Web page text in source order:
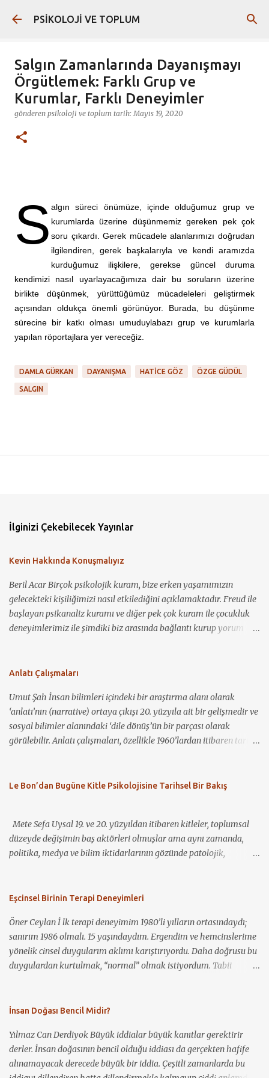
Ana içeriğe atla
PSİKOLOJİ VE TOPLUM
Salgın Zamanlarında Dayanışmayı
Örgütlemek: Farklı Grup ve
Kurumlar, Farklı Deneyimler
gönderen psikoloji ve toplum tarih:Mayıs 19, 2020
S algın süreci önümüze, içinde olduğumuz grup ve
kurumlarda üzerine düşünmemiz gereken pek çok
soru çıkardı. Gerek mücadele alanlarımızı doğrudan
ilgilendiren, gerek başkalarıyla ve kendi aramızda
kurduğumuz ilişkilere, gerekse güncel duruma
kendimizi nasıl uyarlayacağımıza dair bu soruların üzerine
birlikte düşünmek, yürüttüğümüz mücadeleleri geliştirmek
açısından oldukça önemli görünüyor. Burada, bu düşünme
sürecine bir katkı olması umuduylabazı grup ve kurumlarla
yapılan röportajlara yer vereceğiz.
DAMLA GÜRKAN DAYANIŞMA HATICE GÖZ ÖZGE GÜDÜL
SALGIN
İlginizi Çekebilecek Yayınlar
Kevin Hakkında Konuşmalıyız
Beril Acar Birçok psikolojik kuram, bize erken yaşamımızın
gelecekteki kişiliğimizi nasıl etkilediğini açıklamaktadır. Freud ile
başlayan psikanaliz kuramı ve diğer pek çok kuram ile çocukluk
deneyimlerimiz ile şimdiki biz arasında bağlantı kurup yorum
dönüşebildiğini, annelik kavramının toplum için ne demek
kullanılabileceğini görüyoruz. Birçok coğrafyada, çocuğa bakım
veren birincil kişinin anne olması gerektiği, anneliğin kutsallığı ve
bunun bir zorunlulukmuş gibi algılanması yadsınamaz bir gerçek.
Öte yandan, çocuk sahibi olmaya hazır hissetmeyen anne
ne yazık ki sıklıkla karşılaştığımız durumlardan. Filmdeki
Anlatı Çalışmaları
Umut Şah İnsan bilimleri içindeki bir araştırma alanı olarak
‘anlatı’nın (narrative) ortaya çıkışı 20. yüzyıla ait bir gelişmedir ve
sosyal bilimler alanındaki ‘dile dönüş’ün bir parçası olarak
görülebilir. Anlatı çalışmaları, özellikle 1960’lardan itibaren tarih,
disiplinler arası bir çalışma alanı hâline gelmiştir (Riessman ve
böylece geniş bir araştırma külliyatı ortaya çıkmıştır. Bununla
birlikte, bu kadar geniş bir alana yönelik yetkin bir inceleme
yapmanın güçlüğü dikkate alınarak, bu yazıda alanın
terimi farklı disiplinler tarafından çeşitli anlamlarda
Le Bon’dan Bugüne Kitle Psikolojisine Tarihsel Bir Bakış
Mete Sefa Uysal 19. ve 20. yüzyıldan itibaren kitleler, toplumsal
düzeyde değişimin baş aktörleri olmuşlar ama aynı zamanda,
politika, medya ve bilim iktidarlarının gözünde patolojik,
bakış açısından harek...
Eşcinsel Birinin Terapi Deneyimleri
Öner Ceylan İ lk terapi deneyimim 1980’li yılların ortasındaydı;
sanırım 1986 olmalı. 15 yaşındaydım. Ergendim ve hemcinslerime
yönelik cinsel duygularım aklımı karıştırıyordu. Daha doğrusu bu
duygulardan kurtulmak, “normal” olmak istiyordum. Tabii
oynuyordu. Bunun üzerine annem, o dönem kendisinin de
gitmemi önerdi, fakat ben kabul etmedim. “Ben deli değilim”
dedim. Daha sonra durum iyice çıkışsız gözükmüş olacak ki kabul
ettim ve önce özel bir klinikte, daha sonra zaman zaman
İnsan Doğası Bencil Midir?
Yılmaz Can Derdiyok Büyük iddialar büyük kanıtlar gerektirir
derler. İnsan doğasının bencil olduğu iddiası da gerçekten hafife
alınamayacak derecede büyük bir iddia. Çeşitli zamanlarda bu